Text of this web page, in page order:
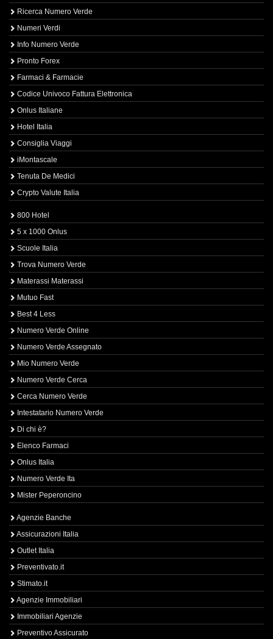
Ricerca Numero Verde
Numeri Verdi
Info Numero Verde
Pronto Forex
Farmaci & Farmacie
Codice Univoco Fattura Elettronica
Onlus Italiane
Hotel Italia
Consiglia Viaggi
iMontascale
Tenuta De Medici
Crypto Valute Italia
800 Hotel
5 x 1000 Onlus
Scuole Italia
Trova Numero Verde
Materassi Materassi
Mutuo Fast
Best 4 Less
Numero Verde Online
Numero Verde Assegnato
Mio Numero Verde
Numero Verde Cerca
Cerca Numero Verde
Intestatario Numero Verde
Di chi è?
Elenco Farmaci
Onlus Italia
Numero Verde Ita
Mister Peperoncino
Agenzie Banche
Assicurazioni Italia
Outlet Italia
Preventivato.it
Stimato.it
Agenzie Immobiliari
Immobiliari Agenzie
Preventivo Assicurato